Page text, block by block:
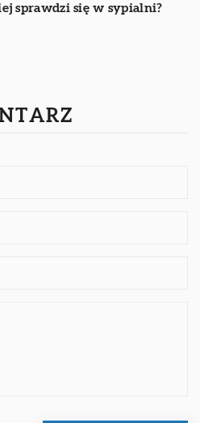
sprawdzi się w sypialni?